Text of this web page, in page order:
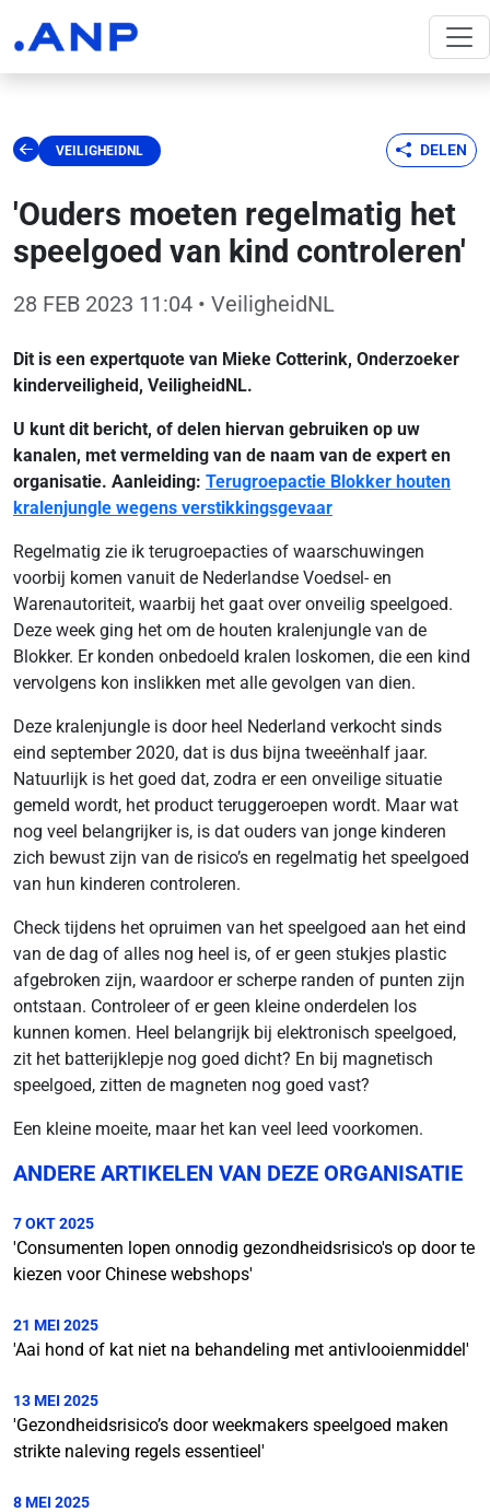
VEILIGHEIDNL DELEN
'Ouders moeten regelmatig het
speelgoed van kind controleren'
28 FEB 2023 11:04 • VeiligheidNL
Dit is een expertquote van Mieke Cotterink, Onderzoeker
kinderveiligheid, VeiligheidNL.
U kunt dit bericht, of delen hiervan gebruiken op uw
kanalen, met vermelding van de naam van de expert en
organisatie. Aanleiding: Terugroepactie Blokker houten
kralenjungle wegens verstikkingsgevaar
Regelmatig zie ik terugroepacties of waarschuwingen
voorbij komen vanuit de Nederlandse Voedsel- en
Warenautoriteit, waarbij het gaat over onveilig speelgoed.
Deze week ging het om de houten kralenjungle van de
Blokker. Er konden onbedoeld kralen loskomen, die een kind
vervolgens kon inslikken met alle gevolgen van dien.
Deze kralenjungle is door heel Nederland verkocht sinds
eind september 2020, dat is dus bijna tweeënhalf jaar.
Natuurlijk is het goed dat, zodra er een onveilige situatie
gemeld wordt, het product teruggeroepen wordt. Maar wat
nog veel belangrijker is, is dat ouders van jonge kinderen
zich bewust zijn van de risico’s en regelmatig het speelgoed
van hun kinderen controleren.
Check tijdens het opruimen van het speelgoed aan het eind
van de dag of alles nog heel is, of er geen stukjes plastic
afgebroken zijn, waardoor er scherpe randen of punten zijn
ontstaan. Controleer of er geen kleine onderdelen los
kunnen komen. Heel belangrijk bij elektronisch speelgoed,
zit het batterijklepje nog goed dicht? En bij magnetisch
speelgoed, zitten de magneten nog goed vast?
Een kleine moeite, maar het kan veel leed voorkomen.
ANDERE ARTIKELEN VAN DEZE ORGANISATIE
7 OKT 2025
'Consumenten lopen onnodig gezondheidsrisico's op door te
kiezen voor Chinese webshops'
21 MEI 2025
'Aai hond of kat niet na behandeling met antivlooienmiddel'
13 MEI 2025
'Gezondheidsrisico’s door weekmakers speelgoed maken
strikte naleving regels essentieel'
8 MEI 2025